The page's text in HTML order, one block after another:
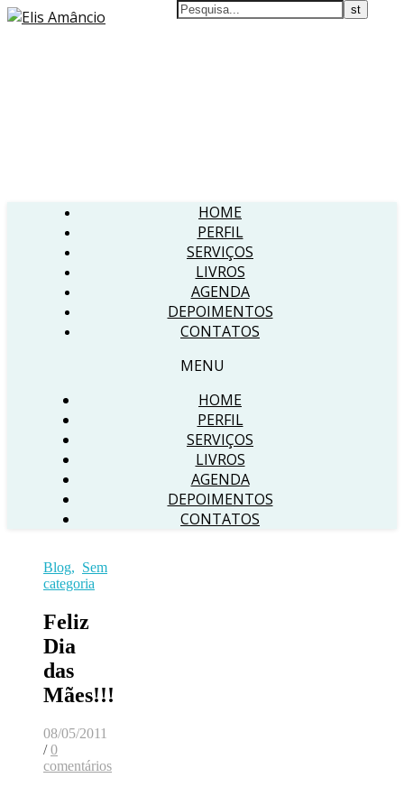
HOME
PERFIL
SERVIÇOS
LIVROS
AGENDA
DEPOIMENTOS
CONTATOS
MENU
HOME
PERFIL
SERVIÇOS
LIVROS
AGENDA
DEPOIMENTOS
CONTATOS
Blog, Sem
categoria
Feliz
Dia
das
Mães!!!
08/05/2011
/ 0
comentários